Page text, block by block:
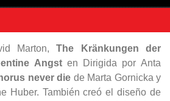
Marton, The Kränkungen der
Angst en Dirigida por Anta
never die de Marta Gornicka y
Huber. También creó el diseño de